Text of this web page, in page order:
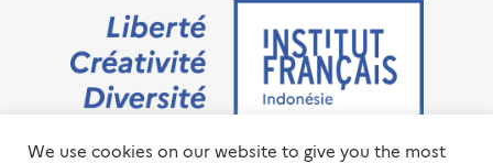
Jalan M.H. Thamrin No. 20 Jakarta Pusat 10350
We use cookies on our website to give you the most